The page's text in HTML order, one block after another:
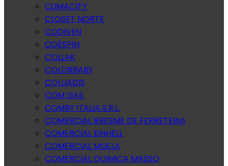
CLIMACITY
CLOSET NORTE
CODIVEN
COESPIN
COLLAK
COLORBABY
COLUADIS
COM GAS
COMBY ITALIA S.R.L.
COMERCIAL BRESME DE FERRETERIA
COMERCIAL EINHELL
COMERCIAL MUELA
COMERCIAL QUIMICA MASSO